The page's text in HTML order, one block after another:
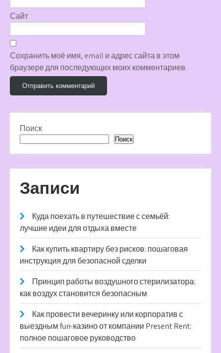
Сайт
Сохранить моё имя, email и адрес сайта в этом
браузере для последующих моих комментариев.
Поиск
Поиск
Записи
Куда поехать в путешествие с семьёй:
лучшие идеи для отдыха вместе
Как купить квартиру без рисков: пошаговая
инструкция для безопасной сделки
Принцип работы воздушного стерилизатора:
как воздух становится безопасным
Как провести вечеринку или корпоратив с
выездным fun-казино от компании Present Rent:
полное пошаговое руководство